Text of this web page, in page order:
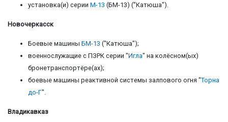
установка(и) серии М-13 (БМ-13) ("Катюша").
Новочеркасск
Боевые машины БМ-13 ("Катюша");
военнослужащие с ПЗРК серии "Игла" на колёсном(ых)
бронетранспортёре(ах);
боевые машины реактивной системы залпового огня "Торна
до-Г".
Владикавказ